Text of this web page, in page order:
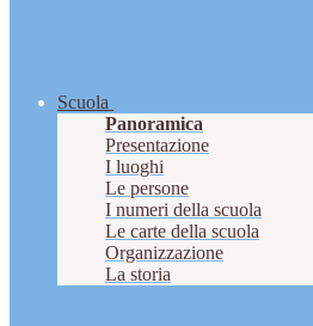
Scuola
Panoramica
Presentazione
I luoghi
Le persone
I numeri della scuola
Le carte della scuola
Organizzazione
La storia